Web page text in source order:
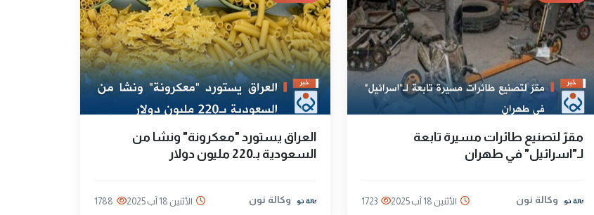
مقرّ لتصنيع طائرات مسيرة تابعة
لـ"اسرائيل" في طهران
وكالة نون الأثنين 18 آب 2025 1723
العراق يستورد "معكرونة" ونشا من
السعودية بـ220 مليون دولار
وكالة نون الأثنين 18 آب 2025 1788